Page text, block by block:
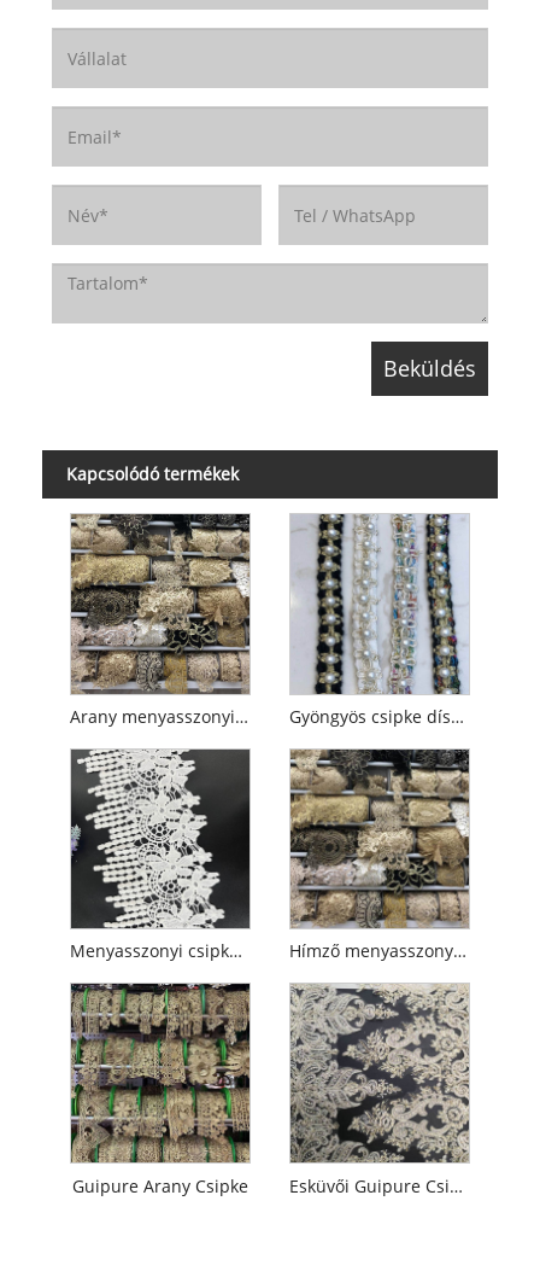
Kapcsolódó termékek
Arany menyasszonyi csipke díszítés hímzett Gyöngyös csipke díszítés
Menyasszonyi csipke díszítés Hímző menyasszonyi csipke
Guipure Arany Csipke Esküvői Guipure Csipke